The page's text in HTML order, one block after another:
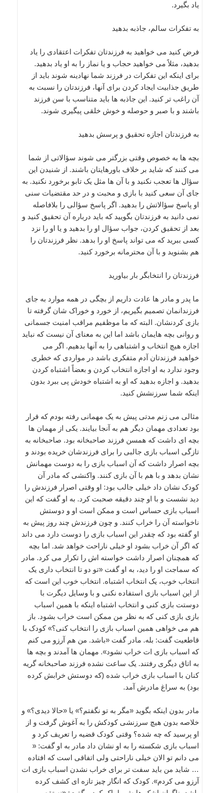
یاد بگیرد.
به تفکرات سالم، جاذبه بدهید
فرض کنید می خواهید به فرزندتان تفکرات اعتقادی را یاد
بدهید، مثلاً می خواهید حجاب و یا نماز را به او یاد بدهید.
برای اینکه این تفکرات در فرزند شما نهادینه شوند باید از
طریق جذابیت ایجاد کردن برای آنها، فرزندتان را نسبت به
آن راغب تر کنید. این جاذبه ها باید متناسب با سن فرزند
باشند و با صبر و حوصله و خوش خلقی پیگیری شوند.
به فرزندتان اجازه تحقیق و پرسش بدهید
بچه ها به خصوص وقتی بزرگتر می شوند سؤالاتی از شما
می کنند که شاید بر خلاف باورهایتان باشند. از شنیدن این
سؤال ها تعجب نکنید و با آن ها مثل یک تابو برخورد نکنید. به
جای آن سعی کنید با بازی و محبت و در حد مقتضیات سنی
او پاسخ سؤالاتش را بدهید. اگر پاسخ سؤالی را بلافاصله
نمی دانید به فرزندتان بگویید که باید درباره آن تحقیق کنید و
بعد از تحقیق کردن، جواب سؤال او را بدهید و یا او را نزد
کسی ببرید که می تواند پاسخ او را بدهد. نظر فرزندتان را
هم بشنوید و با آن محترمانه برخورد کنید.
فرزندتان را انتخابگر بار بیاورید
ما پدر و مادر ها عادت داریم از بچگی در همه موارد به جای
فرزندانمان تصمیم بگیریم، از خورد و خوراک شان گرفته تا
بازی کردنشان. البته که ما موظفیم مراقب امنیت جسمانی
و روانی بچه هایمان باشد اما این به معنای آن نیست که نباید
اجازه هیچ انتخاب و اشتباهی را به آنها بدهیم. اگر می
خواهید فرزندتان آدم متفکری باشد در مواردی که خطری
وجود ندارد به او اجازه انتخاب کردن و بعضاً اشتباه کردن
بدهید. و اجازه بدهید که او به اشتباه خودش پی ببرد بدون
اینکه شما سرزنشش کنید.
مثالی می زنم مدتی پیش به یک مهمانی رفته بودم که قرار
بود تعدادی مهمان دیگر هم به آنجا بیایند. یکی از مهمان ها
بچه ای داشت که همسن فرزند صاحبخانه بود. صاحبخانه به
تازگی اسباب بازی جالبی را برای فرزندشان خریده بودند و
بچه اصرار داشت که آن اسباب بازی را به دوست مهمانش
نشان بدهد و با هم با آن بازی کنند. واکنشی که مادر آن
کودک نشان داد خیلی جالب بود: او وقتی اصرار فرزندش را
دید نشست و با او چند دقیقه صحبت کرد. به او گفت که این
اسباب بازی حساس است و ممکن است او و دوستش
ناخواسته آن را خراب کنند. و چون فرزندش چند روز پیش به
او گفته بود که چقدر این اسباب بازی را دوست دارد می داند
که اگر آن خراب بشود او خیلی ناراحت خواهد شد. اما بچه
که همچنان اصرار داشت خواسته اش را تکرار می کرد. مادر
که سماجت او را دید، به او گفت «تو دو تا انتخاب داری یک
انتخاب خوب، یک انتخاب اشتباه. انتخاب خوب این است که
از این اسباب بازی استفاده نکنی و با وسایل دیگرت با
دوستت بازی کنی و انتخاب اشتباه اینکه با همین اسباب
بازی بازی کنی که به نظر من ممکن است خراب بشود. باز
هم می خواهی همین اسباب بازی را انتخاب کنی؟» کودک با
قاطعیت گفت: بله. مادر گفت «باشد. من هم آرزو می کنم
که اسباب بازی ات خراب نشود». مهمان ها آمدند و بچه ها
به اتاق دیگری رفتند. یک ساعت نشده فرزند صاحبخانه گریه
کنان با اسباب بازی خراب شده (که دوستش خرابش کرده
بود) به سراغ مادرش آمد.
مادر بدون اینکه بگوید «مگر به تو نگفتم؟» یا «حالا دیدی؟» و
خلاصه بدون هیچ سرزنشی کودکش را به آغوش گرفت و از
او پرسید که چه شده؟ وقتی کودک قضیه را تعریف کرد و
اسباب بازی شکسته را به او نشان داد مادر به او گفت: «
می دانم تو الان خیلی ناراحتی ولی اتفاقی است که افتاده
… شاید من باید سفت تر برای خراب نشدن اسباب بازی ات
آرزو می کردم». کودک که انگار چیز تازه ای کشف کرده